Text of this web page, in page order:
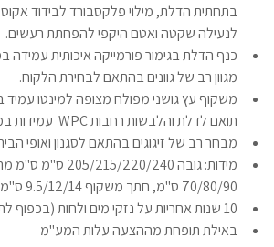
בתחתית הדלת, מילוי פלקסבורד לבידוד
לנעילה שקטה ואטם היקפי להפחתת רעשים.
מגוון רב של גוונים בהתאם לבחירת הלקוח.
תואם לדלת והלבשות רחבות WPC עמידות במים.
מבחר רב של זיגוגים בהתאם לסגנון ואופי
מידות: גובה 205/215/
70/80/90 ס"מ, חתך משקוף 9.5/12/14 ס"מ.
10 שנות אחריות על נזקי מים ולחות (בכפוף לתעודת אחריות)
באילת תופחת מההצעה עלות המע"מ